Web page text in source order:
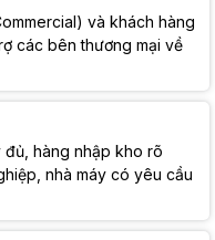
và khách hàng
các bên thương mại về
đủ, hàng nhập kho rõ
nhà máy có yêu cầu